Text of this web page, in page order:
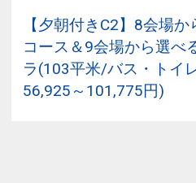
【夕朝付きC2】8会場
コース＆9会場から選べ
ラ(103平米/バス・トイ
56,925～101,775円)